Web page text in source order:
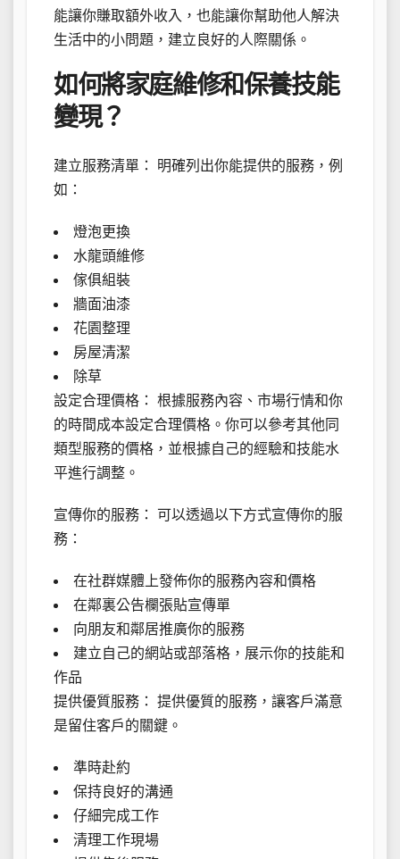
能讓你賺取額外收入，也能讓你幫助他人解決
生活中的小問題，建立良好的人際關係。
如何將家庭維修和保養技能
變現？
建立服務清單： 明確列出你能提供的服務，例
如：
燈泡更換
水龍頭維修
傢俱組裝
牆面油漆
花園整理
房屋清潔
除草
設定合理價格： 根據服務內容、市場行情和你
的時間成本設定合理價格。你可以參考其他同
類型服務的價格，並根據自己的經驗和技能水
平進行調整。
宣傳你的服務： 可以透過以下方式宣傳你的服
務：
在社群媒體上發佈你的服務內容和價格
在鄰裏公告欄張貼宣傳單
向朋友和鄰居推廣你的服務
建立自己的網站或部落格，展示你的技能和
作品
提供優質服務： 提供優質的服務，讓客戶滿意
是留住客戶的關鍵。
準時赴約
保持良好的溝通
仔細完成工作
清理工作現場